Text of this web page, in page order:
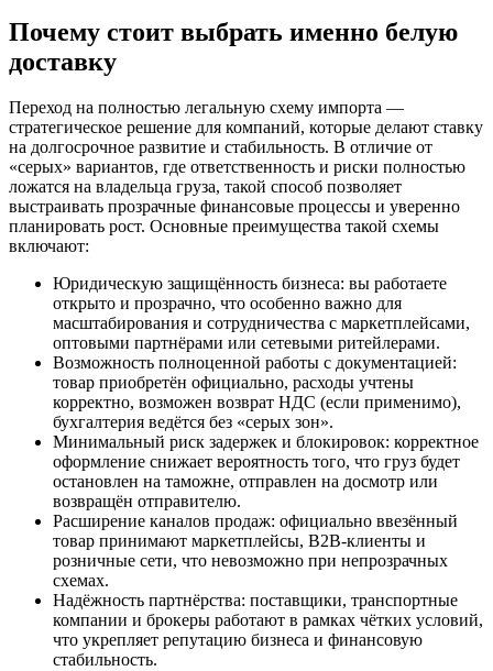
Почему стоит выбрать именно белую
доставку
Переход на полностью легальную схему импорта —
стратегическое решение для компаний, которые делают ставку
на долгосрочное развитие и стабильность. В отличие от
«серых» вариантов, где ответственность и риски полностью
ложатся на владельца груза, такой способ позволяет
выстраивать прозрачные финансовые процессы и уверенно
планировать рост. Основные преимущества такой схемы
включают:
Юридическую защищённость бизнеса: вы работаете
открыто и прозрачно, что особенно важно для
масштабирования и сотрудничества с маркетплейсами,
оптовыми партнёрами или сетевыми ритейлерами.
Возможность полноценной работы с документацией:
товар приобретён официально, расходы учтены
корректно, возможен возврат НДС (если применимо),
бухгалтерия ведётся без «серых зон».
Минимальный риск задержек и блокировок: корректное
оформление снижает вероятность того, что груз будет
остановлен на таможне, отправлен на досмотр или
возвращён отправителю.
Расширение каналов продаж: официально ввезённый
товар принимают маркетплейсы, B2B-клиенты и
розничные сети, что невозможно при непрозрачных
схемах.
Надёжность партнёрства: поставщики, транспортные
компании и брокеры работают в рамках чётких условий,
что укрепляет репутацию бизнеса и финансовую
стабильность.